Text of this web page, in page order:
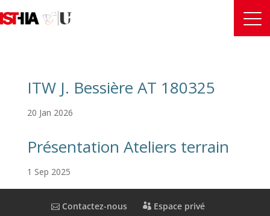
ITW J. Bessière AT 180325
20 Jan 2026
Présentation Ateliers terrain
1 Sep 2025
Contactez-nous
Espace privé